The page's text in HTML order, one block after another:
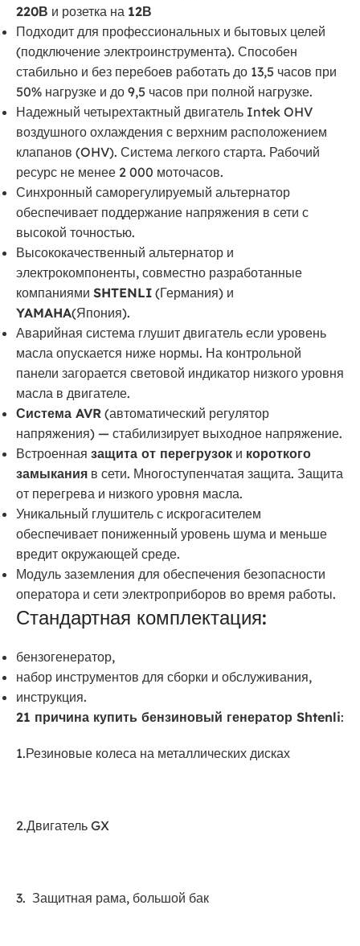
220В и розетка на 12В
Подходит для профессиональных и бытовых целей
(подключение электроинструмента). Способен
стабильно и без перебоев работать до 13,5 часов при
50% нагрузке и до 9,5 часов при полной нагрузке.
Надежный четырехтактный двигатель Intek OHV
воздушного охлаждения с верхним расположением
клапанов (OHV). Система легкого старта. Рабочий
ресурс не менее 2 000 моточасов.
Синхронный саморегулируемый альтернатор
обеспечивает поддержание напряжения в сети с
высокой точностью.
Высококачественный альтернатор и
электрокомпоненты, совместно разработанные
компаниями SHTENLI (Германия) и
YAMAHA(Япония).
Аварийная система глушит двигатель если уровень
масла опускается ниже нормы. На контрольной
панели загорается световой индикатор низкого уровня
масла в двигателе.
Система AVR (автоматический регулятор
напряжения) — стабилизирует выходное напряжение.
Встроенная защита от перегрузок и короткого
замыкания в сети. Многоступенчатая защита. Защита
от перегрева и низкого уровня масла.
Уникальный глушитель с искрогасителем
обеспечивает пониженный уровень шума и меньше
вредит окружающей среде.
Модуль заземления для обеспечения безопасности
оператора и сети электроприборов во время работы.
Стандартная комплектация:
бензогенератор,
набор инструментов для сборки и обслуживания,
инструкция.
21 причина купить бензиновый генератор Shtenli:
1.Резиновые колеса на металлических дисках
2.Двигатель GX
3. Защитная рама, большой бак